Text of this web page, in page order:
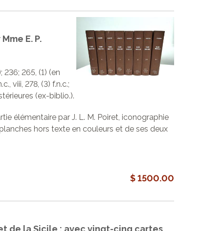
E. P.
236; 265, (1) (en
viii, 278, (3) f.n.c.;
(ex-biblio.).
élémentaire par J. L. M. Poiret, iconographie
hors texte en couleurs et de ses deux
$ 1500.00
de la Sicile : avec vingt-cinq cartes